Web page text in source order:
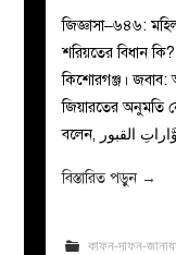
জিজ্ঞাসা–৬৪৬:
শরিয়তের বিধান
কিশোরগঞ্জ। জবাব:
জিয়ারতের অনুমতি
বিস্তারিত পড়ুন →
কাফন-দাফন-জানাযা